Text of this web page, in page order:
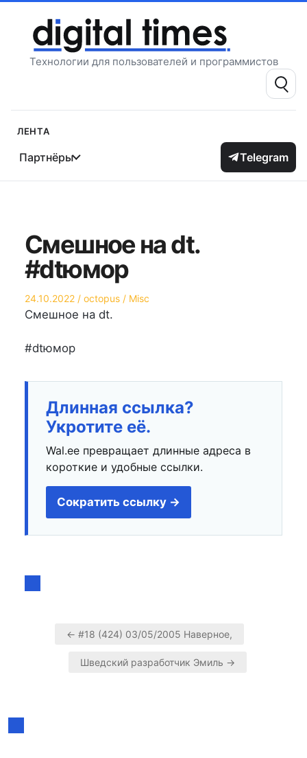
содержимому
Технологии для пользователей и программистов
Поиск:
Лента
Партнёры Telegram
Смешное на dt.
#dtюмор
Опубликовано
на
24.10.2022 Автор
octopus
Опубликовано
Misc
Смешное на dt.
#dtюмор
Длинная ссылка?
Укротите её.
Wal.ee превращает длинные адреса в
короткие и удобные ссылки.
Сократить ссылку →
Навигация
← #18 (424) 03/05/2005 Наверное,
Шведский разработчик Эмиль →